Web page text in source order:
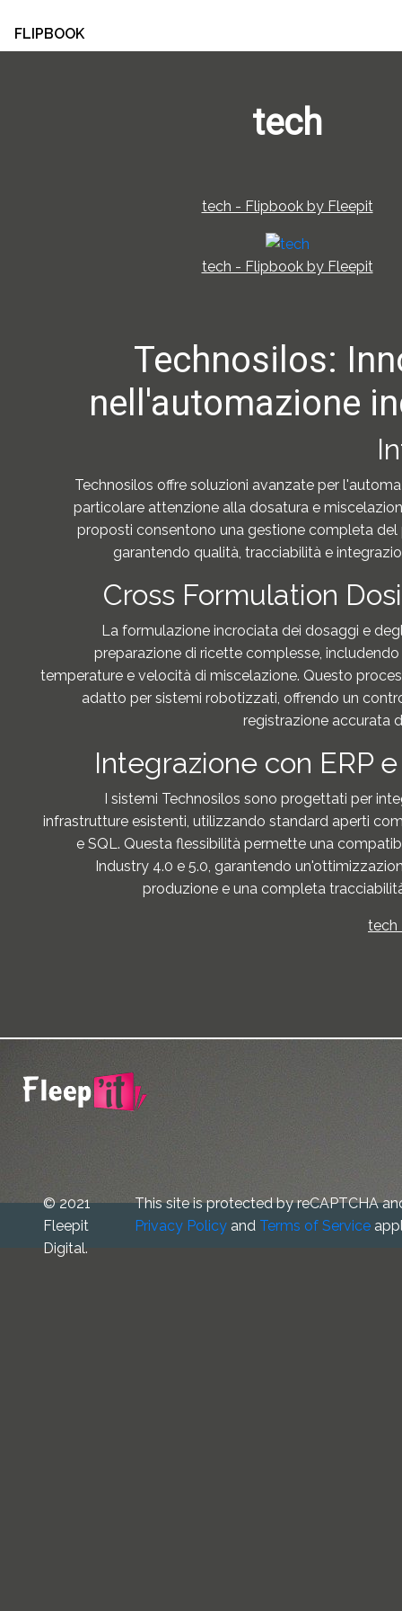
FLIPBOOK
tech
tech - Flipbook by Fleepit
tech - Flipbook by Fleepit
Technosilos:
nell'automazione
Technosilos offre soluzioni avanzate per
particolare attenzione alla dosatura e
proposti consentono una gestione completa
garantendo qualità, tracciabilità e
Cross Formulation
La formulazione incrociata dei dosaggi e
preparazione di ricette complesse,
temperature e velocità di miscelazione. Questo
adatto per sistemi robotizzati, offrendo un
registrazione accurata
Integrazione con ERP
I sistemi Technosilos sono progettati per
infrastrutture esistenti, utilizzando standard aperti
e SQL. Questa flessibilità permette una
Industry 4.0 e 5.0, garantendo
produzione e una completa
tech
© 2021
Fleepit
Digital.
This site is protected by reCAPTCHA
Privacy Policyand Terms of Service